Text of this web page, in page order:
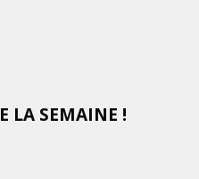
LA SEMAINE !